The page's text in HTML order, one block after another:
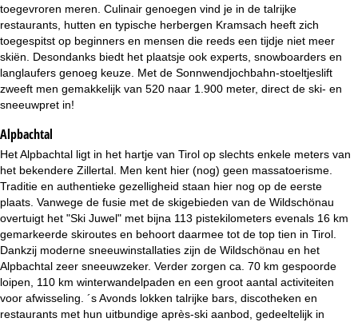
g
i
n
toegevroren meren. Culinair genoegen vind je in de talrijke
restaurants, hutten en typische herbergen Kramsach heeft zich
toegespitst op beginners en mensen die reeds een tijdje niet meer
skiën. Desondanks biedt het plaatsje ook experts, snowboarders en
langlaufers genoeg keuze. Met de Sonnwendjochbahn-stoeltjeslift
zweeft men gemakkelijk van 520 naar 1.900 meter, direct de ski- en
sneeuwpret in!
Alpbachtal
Het Alpbachtal ligt in het hartje van Tirol op slechts enkele meters van
het bekendere Zillertal. Men kent hier (nog) geen massatoerisme.
Traditie en authentieke gezelligheid staan hier nog op de eerste
plaats. Vanwege de fusie met de skigebieden van de Wildschönau
overtuigt het "Ski Juwel" met bijna 113 pistekilometers evenals 16 km
gemarkeerde skiroutes en behoort daarmee tot de top tien in Tirol.
Dankzij moderne sneeuwinstallaties zijn de Wildschönau en het
Alpbachtal zeer sneeuwzeker. Verder zorgen ca. 70 km gespoorde
loipen, 110 km winterwandelpaden en een groot aantal activiteiten
voor afwisseling. ´s Avonds lokken talrijke bars, discotheken en
restaurants met hun uitbundige après-ski aanbod, gedeeltelijk in